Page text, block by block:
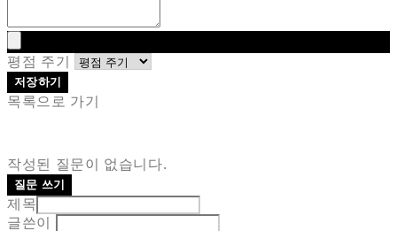
평점 주기
저장하기
목록으로 가기
작성된 질문이 없습니다.
질문 쓰기
제목
글쓴이